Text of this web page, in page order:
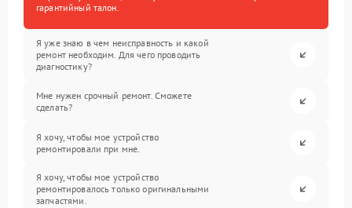
гарантийный талон.
Я уже знаю в чем неисправность и какой
ремонт необходим. Для чего проводить
диагностику?
Мне нужен срочный ремонт. Сможете
сделать?
Я хочу, чтобы мое устройство
ремонтировали при мне.
Я хочу, чтобы мое устройство
ремонтировалось только оригинальными
запчастями.